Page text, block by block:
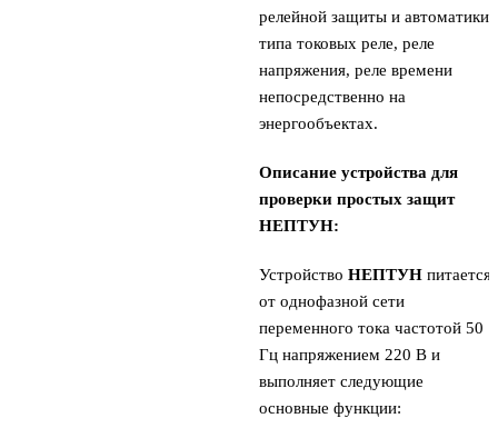
релейной защиты и автоматики
типа токовых реле, реле
напряжения, реле времени
непосредственно на
энергообъектах.
Описание устройства для
проверки простых защит
НЕПТУН:
Устройство НЕПТУНпитается
от однофазной сети
переменного тока частотой 50
Гц напряжением 220 В и
выполняет следующие
основные функции: